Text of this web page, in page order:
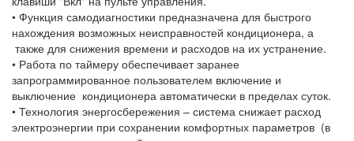
• Функция самодиагностики предназначена для быстрого
нахождения возможных неисправностей кондиционера, а
также для снижения времени и расходов на их устранение.
• Работа по таймеру обеспечивает заранее
запрограммированное пользователем включение и
выключение кондиционера автоматически в пределах суток.
• Технология энергосбережения – система снижает расход
электроэнергии при сохранении комфортных параметров (в